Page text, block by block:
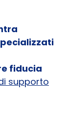
fiducia
supporto